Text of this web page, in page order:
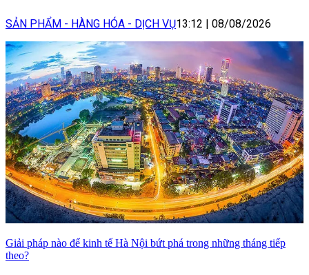
SẢN PHẨM - HÀNG HÓA - DỊCH VỤ13:12 08/08/2026
Giải pháp nào để kinh tế Hà Nội bứt phá trong những tháng tiếp
theo?